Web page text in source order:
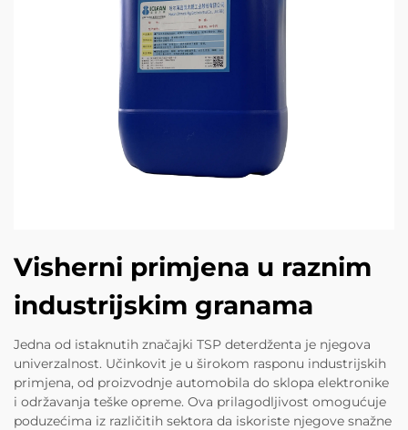
Visherni primjena u raznim
industrijskim granama
Jedna od istaknutih značajki TSP deterdženta je njegova
univerzalnost. Učinkovit je u širokom rasponu industrijskih
primjena, od proizvodnje automobila do sklopa elektronike
i održavanja teške opreme. Ova prilagodljivost omogućuje
poduzećima iz različitih sektora da iskoriste njegove snažne